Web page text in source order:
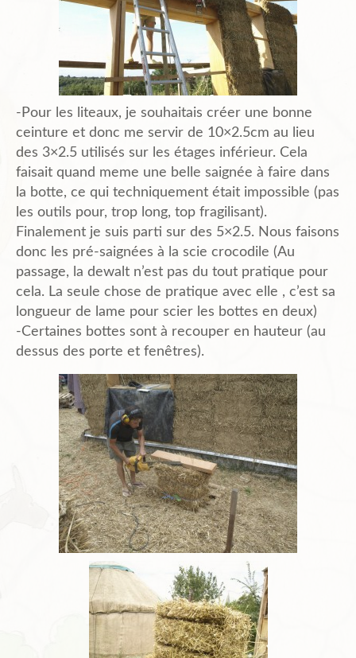
-Pour les liteaux, je souhaitais créer une bonne
ceinture et donc me servir de 10×2.5cm au lieu
des 3×2.5 utilisés sur les étages inférieur. Cela
faisait quand meme une belle saignée à faire dans
la botte, ce qui techniquement était impossible (pas
les outils pour, trop long, top fragilisant).
Finalement je suis parti sur des 5×2.5. Nous faisons
donc les pré-saignées à la scie crocodile (Au
passage, la dewalt n’est pas du tout pratique pour
cela. La seule chose de pratique avec elle , c’est sa
longueur de lame pour scier les bottes en deux)
-Certaines bottes sont à recouper en hauteur (au
dessus des porte et fenêtres).